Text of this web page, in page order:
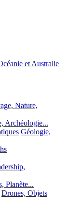
et Australie
Nature,
Archéologie...
Géologie,
Planète...
Drones, Objets